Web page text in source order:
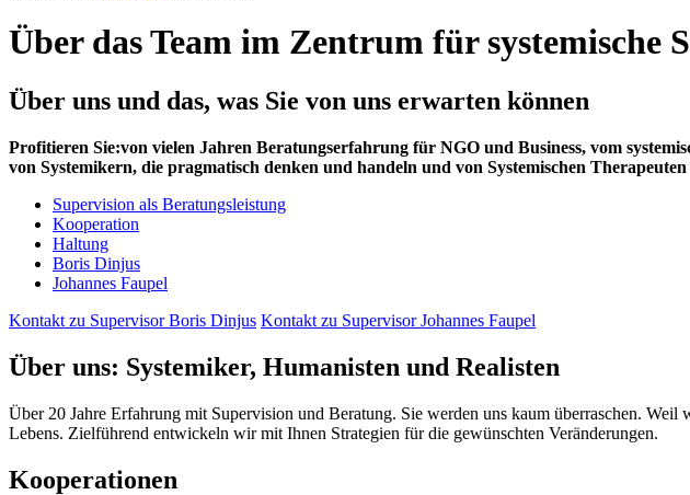
Über das Team im Zentrum für systemische
Über uns und das, was Sie von uns erwarten können
Profitieren Sie:von vielen Jahren Beratungserfahrung für NGO und Business, vom
von Systemikern, die pragmatisch denken und handeln und von Systemischen
Supervision als Beratungsleistung
Kooperation
Haltung
Boris Dinjus
Johannes Faupel
Kontakt zu Supervisor Boris Dinjus Kontakt zu Supervisor Johannes Faupel
Über uns: Systemiker, Humanisten und Realisten
Über 20 Jahre Erfahrung mit Supervision und Beratung. Sie werden uns kaum überraschen.
Lebens. Zielführend entwickeln wir mit Ihnen Strategien für die gewünschten Veränderungen.
Kooperationen